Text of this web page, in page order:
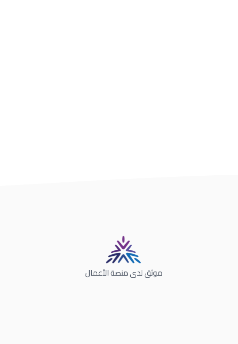
موثق لدى منصة الأعمال